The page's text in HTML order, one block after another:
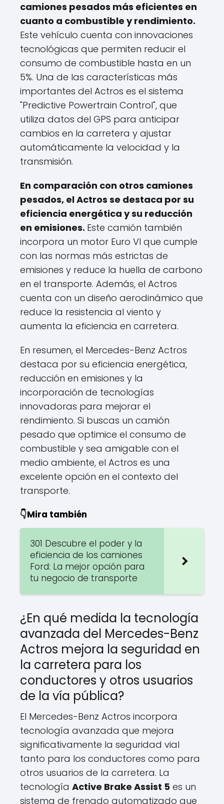
camiones pesados más eficientes en
cuanto a combustible y rendimiento.
Este vehículo cuenta con innovaciones
tecnológicas que permiten reducir el
consumo de combustible hasta en un
5%. Una de las características más
importantes del Actros es el sistema
"Predictive Powertrain Control", que
utiliza datos del GPS para anticipar
cambios en la carretera y ajustar
automáticamente la velocidad y la
transmisión.
En comparación con otros camiones
pesados, el Actros se destaca por su
eficiencia energética y su reducción
en emisiones. Este camión también
incorpora un motor Euro VI que cumple
con las normas más estrictas de
emisiones y reduce la huella de carbono
en el transporte. Además, el Actros
cuenta con un diseño aerodinámico que
reduce la resistencia al viento y
aumenta la eficiencia en carretera.
En resumen, el Mercedes-Benz Actros
destaca por su eficiencia energética,
reducción en emisiones y la
incorporación de tecnologías
innovadoras para mejorar el
rendimiento. Si buscas un camión
pesado que optimice el consumo de
combustible y sea amigable con el
medio ambiente, el Actros es una
excelente opción en el contexto del
transporte.
👇Mira también
301 Descubre el poder y la
eficiencia de los camiones
Ford: La mejor opción para
tu negocio de transporte
¿En qué medida la tecnología
avanzada del Mercedes-Benz
Actros mejora la seguridad en
la carretera para los
conductores y otros usuarios
de la vía pública?
El Mercedes-Benz Actros incorpora
tecnología avanzada que mejora
significativamente la seguridad vial
tanto para los conductores como para
otros usuarios de la carretera. La
tecnología Active Brake Assist 5 es un
sistema de frenado automatizado que